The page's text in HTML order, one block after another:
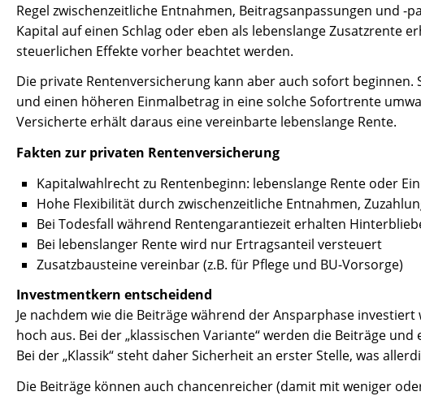
Regel zwischenzeitliche Entnahmen, Beitragsanpassungen und
Kapital auf einen Schlag oder eben als lebenslange Zusatzrente
steuerlichen Effekte vorher beachtet werden.
Die private Rentenversicherung kann aber auch sofort
und einen höheren Einmalbetrag in eine solche Sofortrente
Versicherte erhält daraus eine vereinbarte lebenslange Rente.
Fakten zur privaten Rentenversicherung
Kapitalwahlrecht zu Rentenbeginn: lebenslange Rente oder
Hohe Flexibilität durch zwischenzeitliche Entnahmen,
Bei Todesfall während Rentengarantiezeit erhalten
Bei lebenslanger Rente wird nur Ertragsanteil versteuert
Zusatzbausteine vereinbar (z.B. für Pflege und BU-Vorsorge)
Investmentkern entscheidend
Je nachdem wie die Beiträge während der Ansparphase
hoch aus. Bei der „klassischen Variante“ werden die Beiträge
Bei der „Klassik“ steht daher Sicherheit an erster Stelle, was
Die Beiträge können auch chancenreicher (damit mit weniger